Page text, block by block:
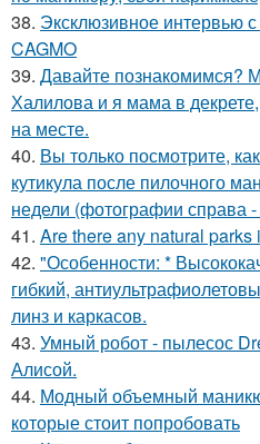
38. Эксклюзивное интервью
CAGMO
39. Давайте познакомимся?
Халилова и я мама в
на месте.
40. Вы только посмотрите,
кутикула после пилочного
недели (фотографии справа -
41. Are there any natural
42. "Особенности: *
гибкий,
линз и каркасов.
43. Умный робот - пылесос
Алисой.
44. Модный объемный
которые стоит попробовать